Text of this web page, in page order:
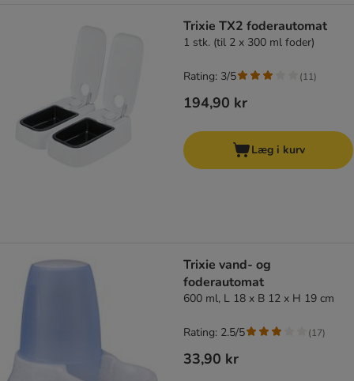
Trixie TX2 foderautomat
1 stk. (til 2 x 300 ml foder)
194,90 kr
Rating: 3/5 (11)
Læg i kurv
Trixie vand- og
foderautomat
600 ml, L 18 x B 12 x H 19 cm
33,90 kr
Rating: 2.5/5 (17)